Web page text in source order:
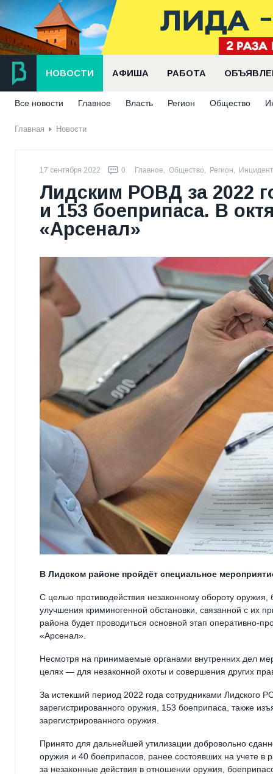
НОВОСТИ АФИША РАБОТА
Все новости Главное Власть Регион Общество
Главная Новости
17 сентября 2022 0 Главное, Общество, Регион, Инцидент
Лидским РОВД за 2022
и 153 боеприпаса. В
«Арсенал»
В Лидском районе пройдёт специальное
С целью противодействия незаконному обороту оружия,
улучшения криминогенной обстановки, связанной с их
района будет проводиться основной этап оперативно-
«Арсенал».
Несмотря на принимаемые органами внутренних дел
целях — для незаконной охоты и совершения других
За истекший период 2022 года сотрудниками Лидского
зарегистрированного оружия, 153 боеприпаса, также
зарегистрированного оружия.
Принято для дальнейшей утилизации добровольно
оружия и 40 боеприпасов, ранее состоявших на учете в
за незаконные действия в отношении оружия,